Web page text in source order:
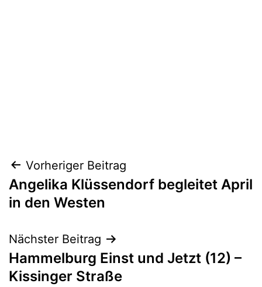
Beitragsnavigation
Vorheriger Beitrag
Angelika Klüssendorf begleitet April
in den Westen
Nächster Beitrag
Hammelburg Einst und Jetzt (12) –
Kissinger Straße